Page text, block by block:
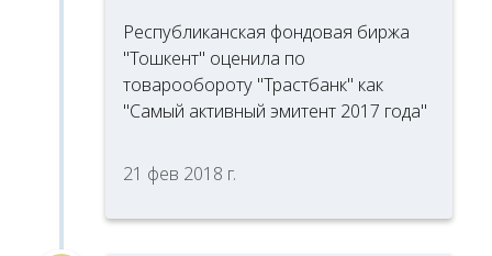
Республиканская фондовая биржа
"Тошкент" оценила по
товарообороту "Трастбанк" как
"Самый активный эмитент 2017 года"
21 фев 2018 г.